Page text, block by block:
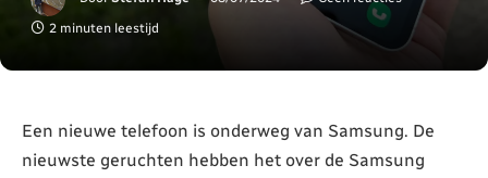
2 minuten leestijd
Een nieuwe telefoon is onderweg van Samsung. De
nieuwste geruchten hebben het over de Samsung